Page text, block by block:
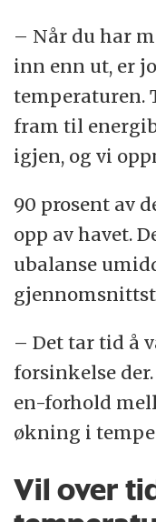
– Når du har
inn enn ut, er
temperaturen.
fram til
igjen, og vi
90 prosent av
opp av havet.
ubalanse
– Det tar tid å
forsinkelse
en-forhold
økning i
Vil over